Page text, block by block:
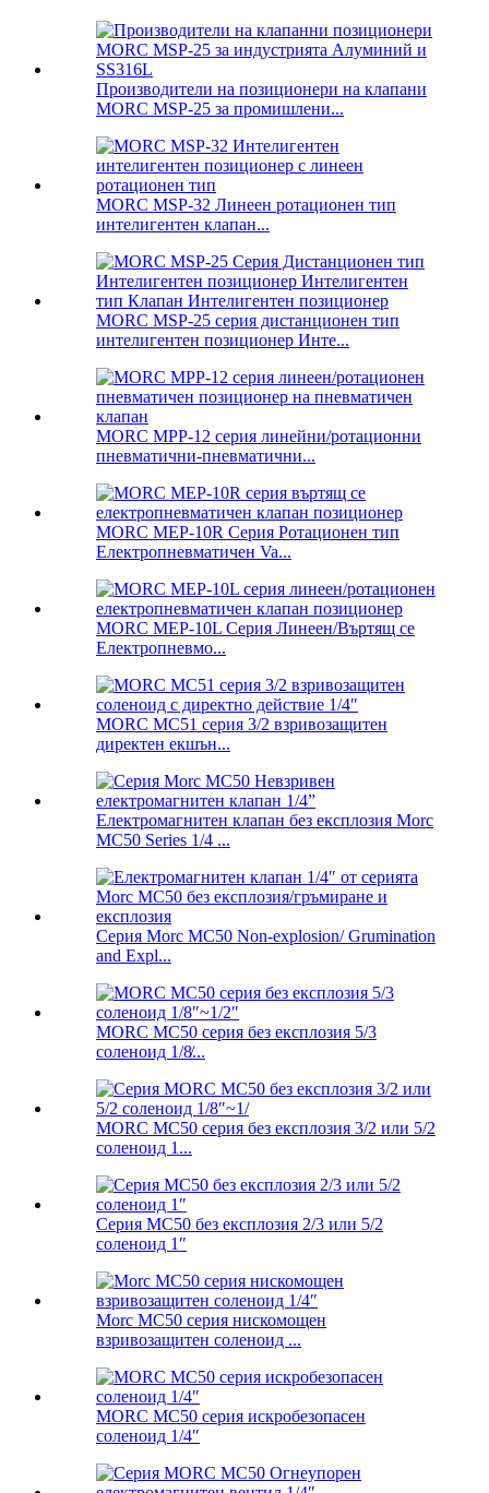
Производители на позиционери на клапани
MORC MSP-25 за промишлени...
MORC MSP-32 Линеен ротационен тип
интелигентен клапан...
MORC MSP-25 серия дистанционен тип
интелигентен позиционер Инте...
MORC MPP-12 серия линейни/ротационни
пневматични-пневматични...
MORC MEP-10R Серия Ротационен тип
Електропневматичен Va...
MORC MEP-10L Серия Линеен/Въртящ се
Електропневмо...
MORC MC51 серия 3/2 взривозащитен
директен екшън...
Електромагнитен клапан без експлозия Morc
MC50 Series 1/4 ...
Серия Morc MC50 Non-explosion/ Grumination
and Expl...
MORC MC50 серия без експлозия 5/3
соленоид 1/8̸...
MORC MC50 серия без експлозия 3/2 или 5/2
соленоид 1...
Серия MC50 без експлозия 2/3 или 5/2
соленоид 1″
Morc MC50 серия нискомощен
взривозащитен соленоид ...
MORC MC50 серия искробезопасен
соленоид 1/4″